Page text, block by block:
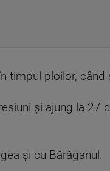
timpul ploilor, când
și ajung la 27
și cu Bărăganul.